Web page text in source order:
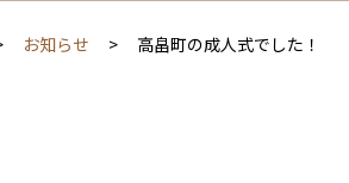
お知らせ 高畠町の成人式でした！